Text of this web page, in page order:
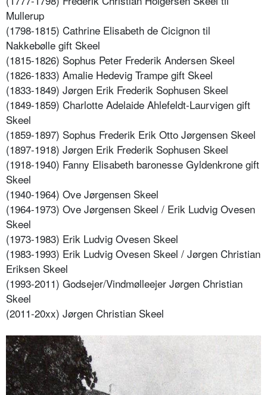
Mullerup
(1798-1815) Cathrine Elisabeth de Cicignon til
Nakkebølle gift Skeel
(1815-1826) Sophus Peter Frederik Andersen Skeel
(1826-1833) Amalie Hedevig Trampe gift Skeel
(1833-1849) Jørgen Erik Frederik Sophusen Skeel
(1849-1859) Charlotte Adelaide Ahlefeldt-Laurvigen gift
Skeel
(1859-1897) Sophus Frederik Erik Otto Jørgensen Skeel
(1897-1918) Jørgen Erik Frederik Sophusen Skeel
(1918-1940) Fanny Elisabeth baronesse Gyldenkrone gift
Skeel
(1940-1964) Ove Jørgensen Skeel
(1964-1973) Ove Jørgensen Skeel / Erik Ludvig Ovesen
Skeel
(1973-1983) Erik Ludvig Ovesen Skeel
(1983-1993) Erik Ludvig Ovesen Skeel / Jørgen Christian
Eriksen Skeel
(1993-2011) Godsejer/Vindmølleejer Jørgen Christian
Skeel
(2011-20xx) Jørgen Christian Skeel